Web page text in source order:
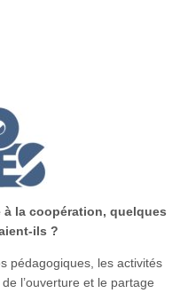
la coopération, quelques
ils ?
pédagogiques, les activités
l’ouverture et le partage